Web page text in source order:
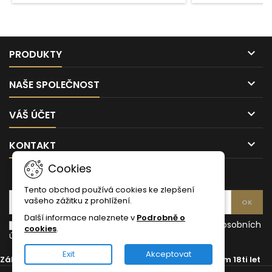
stopce
0,33l
PRODUKTY 
NAŠE SPOLEČNOST 
VÁŠ ÚČET 
KONTAKT 
Cookies
Tento obchod používá cookies ke zlepšení
vašeho zážitku z prohlížení.
Další informace naleznete v Podrobně o
cookies.
Exit Akceptovat
Souhlasím s podmínkami a zásadami ochrany osobních
údajů
Zákaz prodeje alkoholických nápojů osobám mladším 18ti let